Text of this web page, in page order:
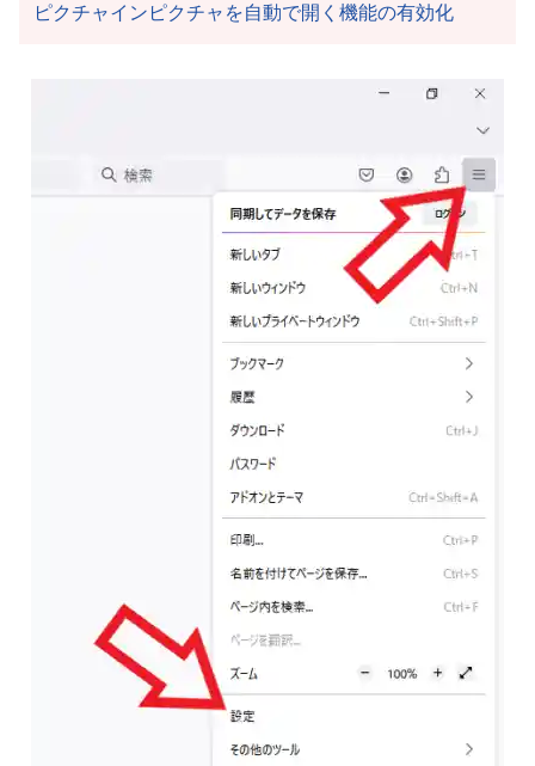
ピクチャインピクチャを自動で開く機能の有効化